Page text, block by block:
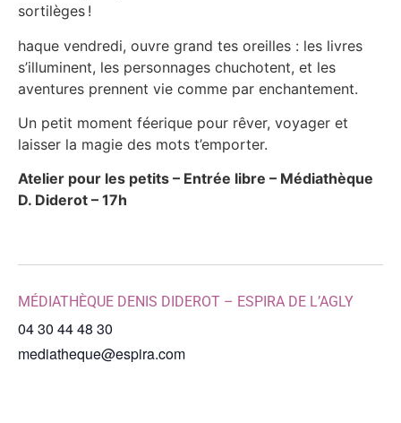
sortilèges !
haque vendredi, ouvre grand tes oreilles : les livres
s’illuminent, les personnages chuchotent, et les
aventures prennent vie comme par enchantement.
Un petit moment féerique pour rêver, voyager et
laisser la magie des mots t’emporter.
Atelier pour les petits – Entrée libre – Médiathèque
D. Diderot – 17h
MÉDIATHÈQUE DENIS DIDEROT – ESPIRA DE L’AGLY
04 30 44 48 30
mediatheque@espira.com